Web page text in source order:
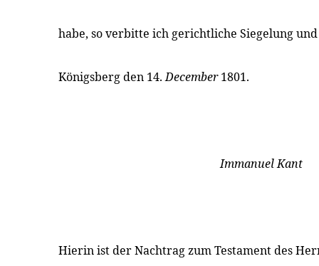
habe, so verbitte ich gerichtliche Siegelung
Königsberg den 14.December1801.
Immanuel Kant
Hierin ist der Nachtrag zum Testament des